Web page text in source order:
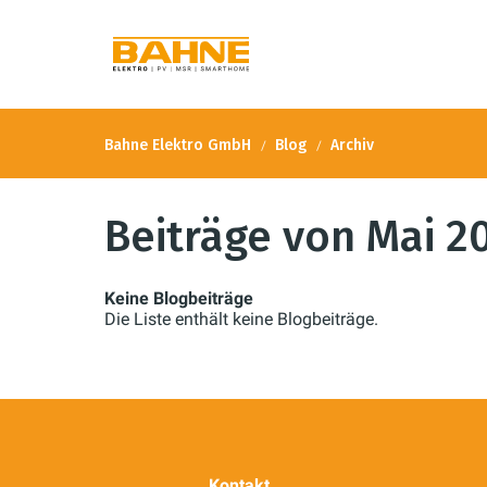
Bahne Elektro GmbH Blog Archiv
Beiträge von Mai
Keine Blogbeiträge
Die Liste enthält keine Blogbeiträge.